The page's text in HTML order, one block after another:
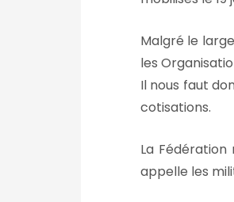
Malgré le
les
Il nous faut
cotisations.
La
appelle les